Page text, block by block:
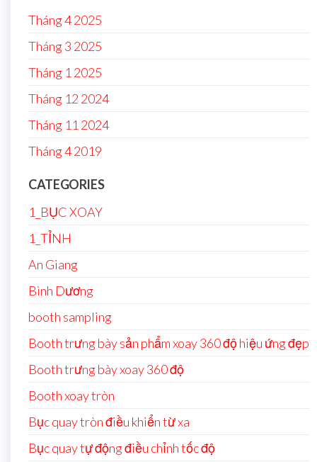
Tháng 4 2025
Tháng 3 2025
Tháng 1 2025
Tháng 12 2024
Tháng 11 2024
Tháng 4 2019
CATEGORIES
1_BỤC XOAY
1_TỈNH
An Giang
Bình Dương
booth sampling
Booth trưng bày sản phẩm xoay 360 độ hiệu ứng đẹp
Booth trưng bày xoay 360 độ
Booth xoay tròn
Bục quay tròn điều khiển từ xa
Bục quay tự động điều chỉnh tốc độ